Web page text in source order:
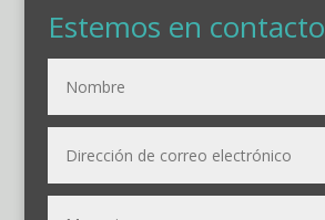
Estemos en contacto